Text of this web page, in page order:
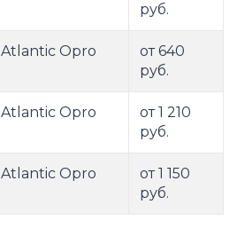
руб.
Opro
от 640
руб.
Opro
от 1 210
руб.
Opro
от 1 150
руб.